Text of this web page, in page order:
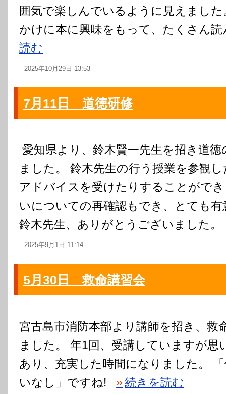
囲気で楽しんでいるように見えまし
かけに本に興味をもって、たくさん
読む
2025年10月29日 13:53
7月11日 道徳研修
愛知県より、鈴木賢一先生を招き道徳
ました。 鈴木先生の行う授業を参観
アドバイスを受けたりすることがで
いについての再確認もでき、とても
鈴木先生、ありがとうございました。
2025年9月1日 11:14
5月30日 救命講習会
宮古島市消防本部より講師を招き、救
ました。 年1回、受講していますが思
あり、充実した時間になりました。
いなし」ですね!
»続きを読む